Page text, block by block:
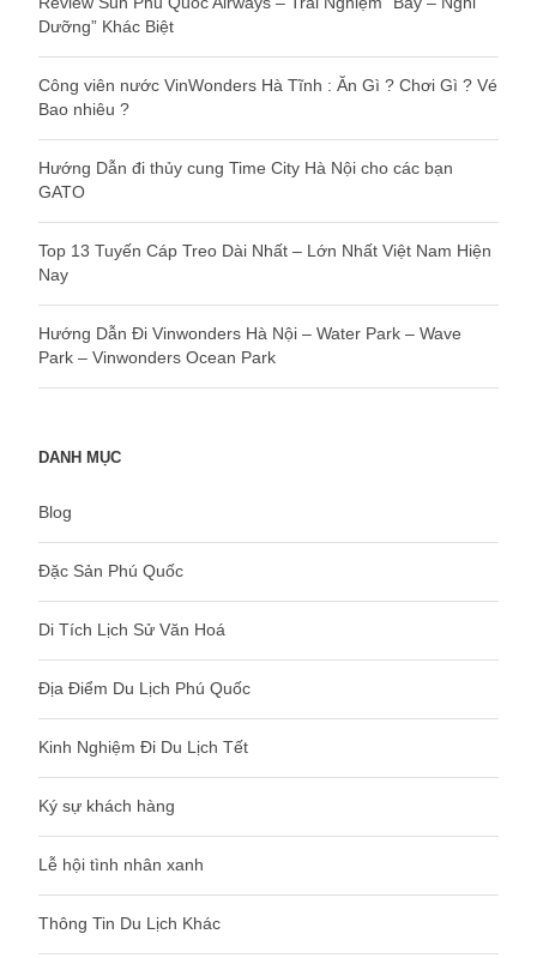
Dưỡng” Khác Biệt
Công viên nước VinWonders Hà Tĩnh : Ăn Gì ? Chơi Gì ? Vé
Bao nhiêu ?
Hướng Dẫn đi thủy cung Time City Hà Nội cho các bạn
GATO
Top 13 Tuyến Cáp Treo Dài Nhất – Lớn Nhất Việt Nam Hiện
Nay
Hướng Dẫn Đi Vinwonders Hà Nội – Water Park – Wave
Park – Vinwonders Ocean Park
DANH MỤC
Blog
Đặc Sản Phú Quốc
Di Tích Lịch Sử Văn Hoá
Địa Điểm Du Lịch Phú Quốc
Kinh Nghiệm Đi Du Lịch Tết
Ký sự khách hàng
Lễ hội tình nhân xanh
Thông Tin Du Lịch Khác